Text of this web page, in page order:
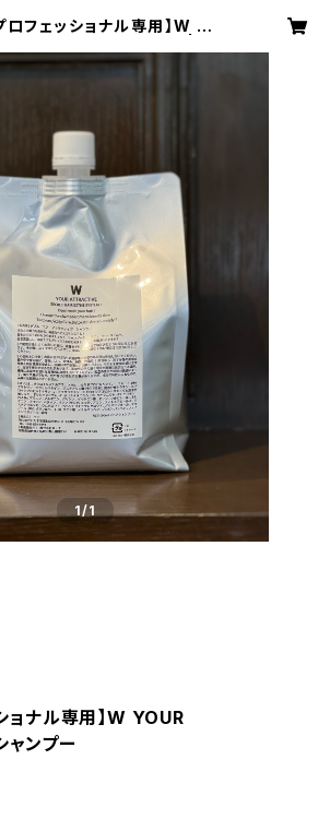
ロフェッショナル専用】W YO
itamarche
1/1
ョナル専用】W YOUR
ンプー